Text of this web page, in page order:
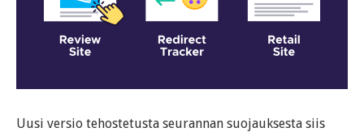
Uusi versio tehostetusta seurannan suojauksesta siis